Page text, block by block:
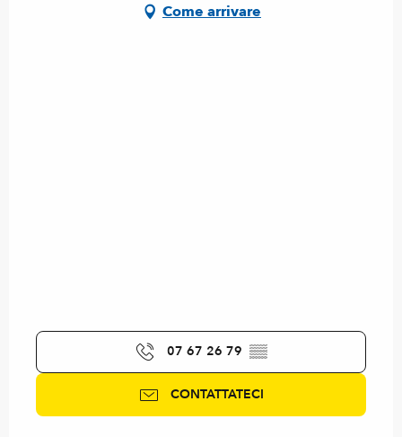
Come arrivare
07 67 26 79 ▒▒
CONTATTATECI